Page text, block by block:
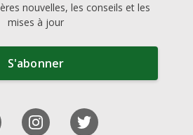
nouvelles, les conseils et les
mises à jour
S'abonner